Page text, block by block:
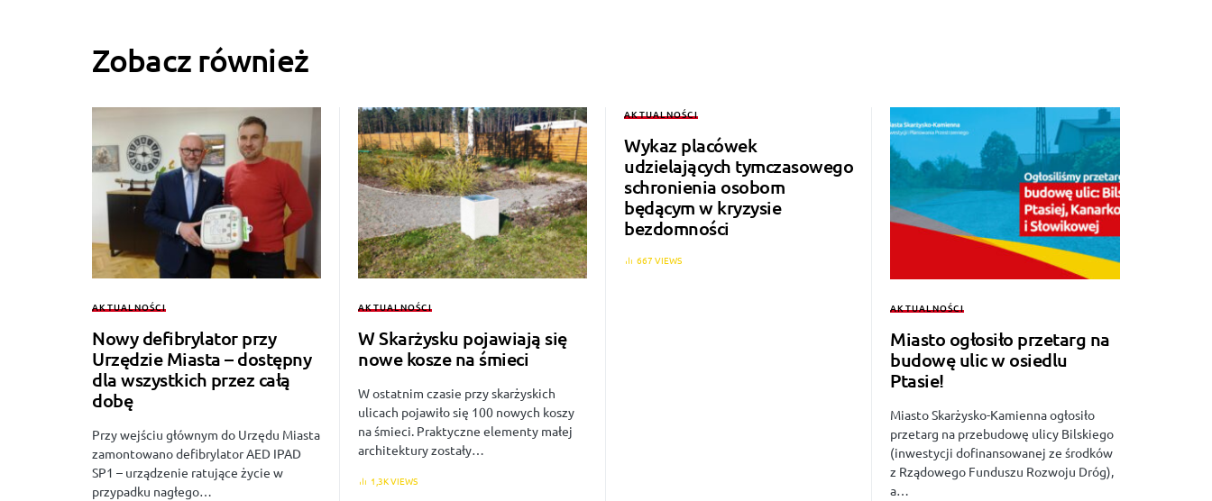
Zobacz również
AKTUALNOŚCI
Nowy defibrylator przy
Urzędzie Miasta – dostępny
dla wszystkich przez całą
dobę
Przy wejściu głównym do Urzędu Miasta
zamontowano defibrylator AED IPAD
SP1 – urządzenie ratujące życie w
przypadku nagłego…
AKTUALNOŚCI
W Skarżysku pojawiają się
nowe kosze na śmieci
W ostatnim czasie przy skarżyskich
ulicach pojawiło się 100 nowych koszy
na śmieci. Praktyczne elementy małej
architektury zostały…
1,3K VIEWS
AKTUALNOŚCI
Wykaz placówek
udzielających tymczasowego
schronienia osobom
będącym w kryzysie
bezdomności
667 VIEWS
AKTUALNOŚCI
Miasto ogłosiło przetarg na
budowę ulic w osiedlu
Ptasie!
Miasto Skarżysko-Kamienna ogłosiło
przetarg na przebudowę ulicy Bilskiego
(inwestycji dofinansowanej ze środków
z Rządowego Funduszu Rozwoju Dróg),
a…